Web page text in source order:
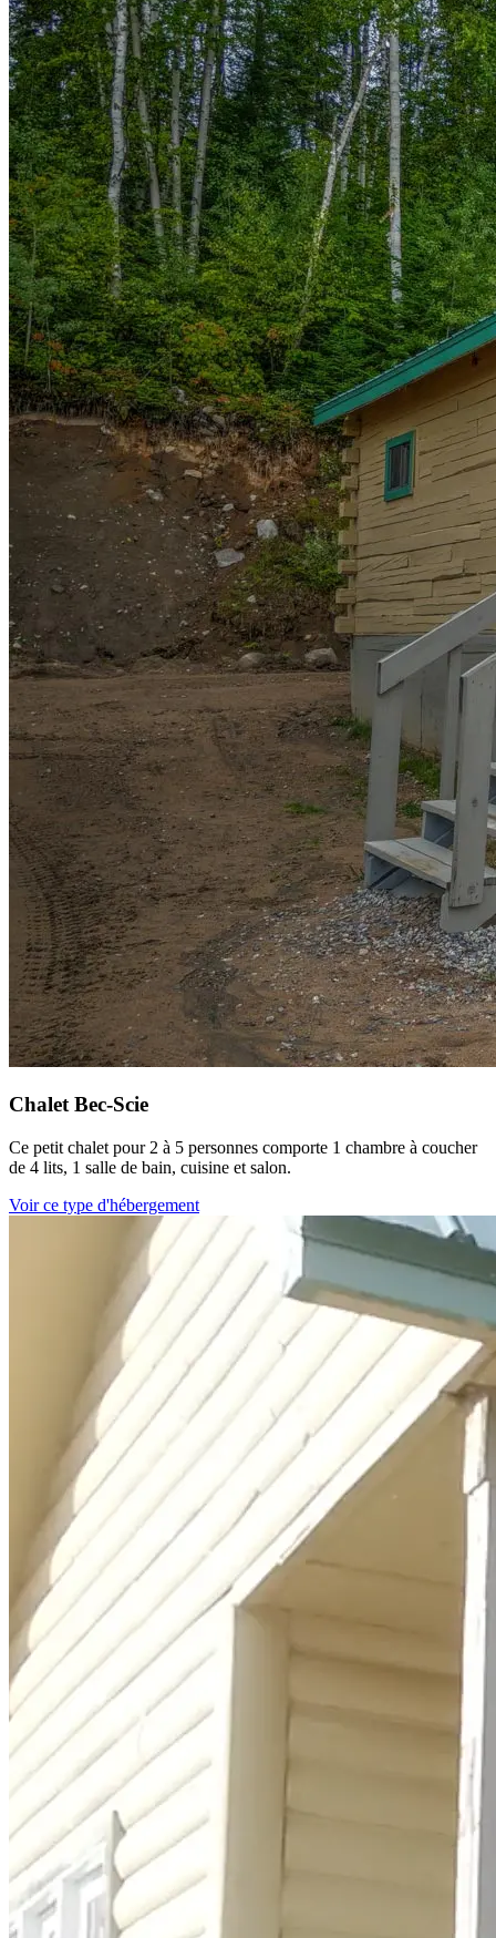
Chalet Bec-Scie
Ce petit chalet pour 2 à 5 personnes comporte 1 chambre à coucher
de 4 lits, 1 salle de bain, cuisine et salon.
Voir ce type d'hébergement